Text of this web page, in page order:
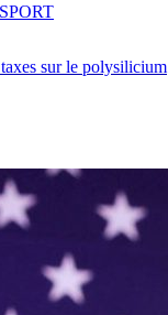
sur le polysilicium